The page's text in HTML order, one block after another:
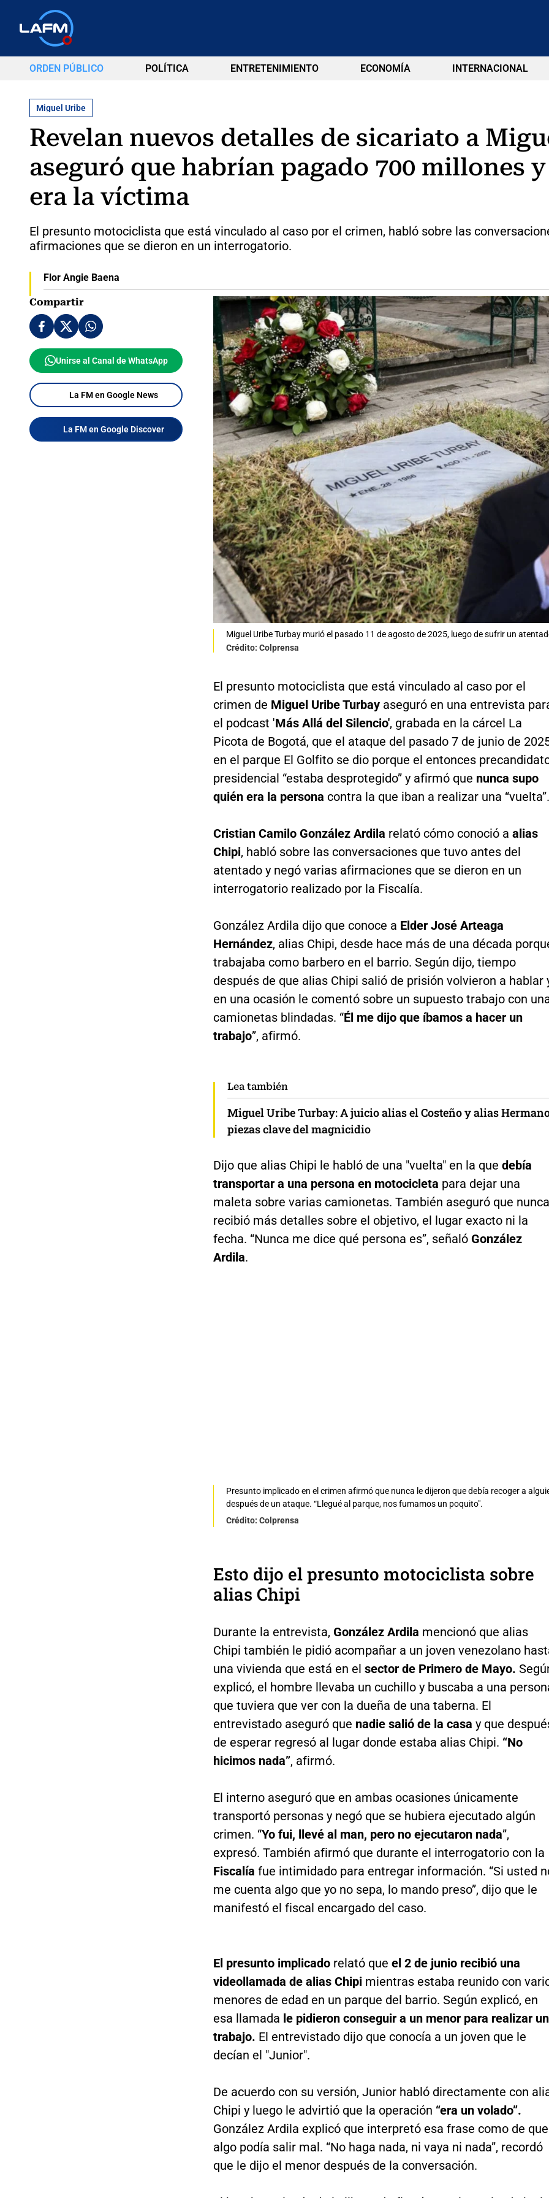
ORDEN PÚBLICO POLÍTICA ENTRETENIMIENTO ECONOMÍA INTERNACIONAL
Miguel Uribe
Revelan nuevos detalles de sicariato a
aseguró que habrían pagado 700 millones
era la víctima
El presunto motociclista que está vinculado al caso por el crimen, habló sobre las
afirmaciones que se dieron en un interrogatorio.
Flor Angie Baena
Compartir
Unirse al Canal de WhatsApp
La FM en Google News
La FM en Google Discover
Miguel Uribe Turbay murió el pasado 11 de agosto de 2025, luego de sufrir un
Crédito: Colprensa
El presunto motociclista que está vinculado al caso por el
crimen de Miguel Uribe Turbayaseguró en una entrevista
el podcast 'Más Allá del Silencio', grabada en la cárcel La
Picota de Bogotá, que el ataque del pasado 7 de junio de
en el parque El Golfito se dio porque el entonces
presidencial “estaba desprotegido” y afirmó que nunca supo
quién era la persona contra la que iban a realizar una “vuelta”.
Cristian Camilo González Ardila relató cómo conoció a alias
Chipi, habló sobre las conversaciones que tuvo antes del
atentado y negó varias afirmaciones que se dieron en un
interrogatorio realizado por la Fiscalía.
González Ardila dijo que conoce a Elder José Arteaga
Hernández, alias Chipi, desde hace más de una década
trabajaba como barbero en el barrio. Según dijo, tiempo
después de que alias Chipi salió de prisión volvieron a hablar
en una ocasión le comentó sobre un supuesto trabajo con
camionetas blindadas. “Él me dijo que íbamos a hacer un
trabajo”, afirmó.
Lea también
Miguel Uribe Turbay: A juicio alias el Costeño y alias
piezas clave del magnicidio
Dijo que alias Chipi le habló de una "vuelta" en la que debía
transportar a una persona en motocicleta para dejar una
maleta sobre varias camionetas. También aseguró que nunca
recibió más detalles sobre el objetivo, el lugar exacto ni la
fecha. “Nunca me dice qué persona es”, señaló González
Ardila.
Presunto implicado en el crimen afirmó que nunca le dijeron que debía recoger a
después de un ataque. “Llegué al parque, nos fumamos un poquito".
Crédito: Colprensa
Esto dijo el presunto motociclista sobre
alias Chipi
Durante la entrevista, González Ardila mencionó que alias
Chipi también le pidió acompañar a un joven venezolano
una vivienda que está en el sector de Primero de Mayo.
explicó, el hombre llevaba un cuchillo y buscaba a una
que tuviera que ver con la dueña de una taberna. El
entrevistado aseguró que nadie salió de la casa y que
de esperar regresó al lugar donde estaba alias Chipi. “No
hicimos nada”, afirmó.
El interno aseguró que en ambas ocasiones únicamente
transportó personas y negó que se hubiera ejecutado algún
crimen. “Yo fui, llevé al man, pero no ejecutaron nada”,
expresó. También afirmó que durante el interrogatorio con la
Fiscalía fue intimidado para entregar información. “Si usted
me cuenta algo que yo no sepa, lo mando preso”, dijo que le
manifestó el fiscal encargado del caso.
El presunto implicadorelató que el 2 de junio recibió una
videollamada de alias Chipi mientras estaba reunido con
menores de edad en un parque del barrio. Según explicó, en
esa llamada le pidieron conseguir a un menor para realizar un
trabajo. El entrevistado dijo que conocía a un joven que le
decían el "Junior".
De acuerdo con su versión, Junior habló directamente con
Chipi y luego le advirtió que la operación “era un volado”.
González Ardila explicó que interpretó esa frase como de que
algo podía salir mal. “No haga nada, ni vaya ni nada”, recordó
que le dijo el menor después de la conversación.